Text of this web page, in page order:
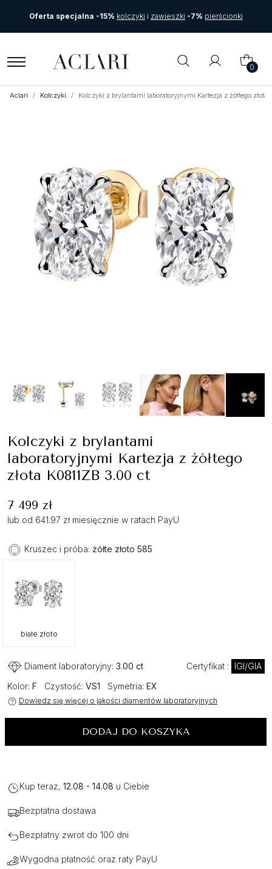
Oferta specjalna -15% kolczyki i zawieszki -7% pierścionki
0
Aclari Kolczyki Kolczyki z brylantami laboratoryjnymi Kartezja z żółtego złota
Kolczyki z brylantami
laboratoryjnymi Kartezja z żółtego
złota K0811ZB 3.00 ct
7 499 zł
lub od 641.97 zł miesięcznie w ratach PayU
Kruszec i próba: żółte złoto 585
białe złoto
Diament laboratoryjny: 3.00 ct Certyfikat :
IGI/GIA
Kolor: F Czystość: VS1 Symetria: EX
Dowiedz się więcej o jakości diamentów laboratoryjnych
DODAJ DO KOSZYKA
Kup teraz, 12.08 - 14.08 u Ciebie
Bezpłatna dostawa
Bezpłatny zwrot do 100 dni
Wygodna płatność oraz raty PayU